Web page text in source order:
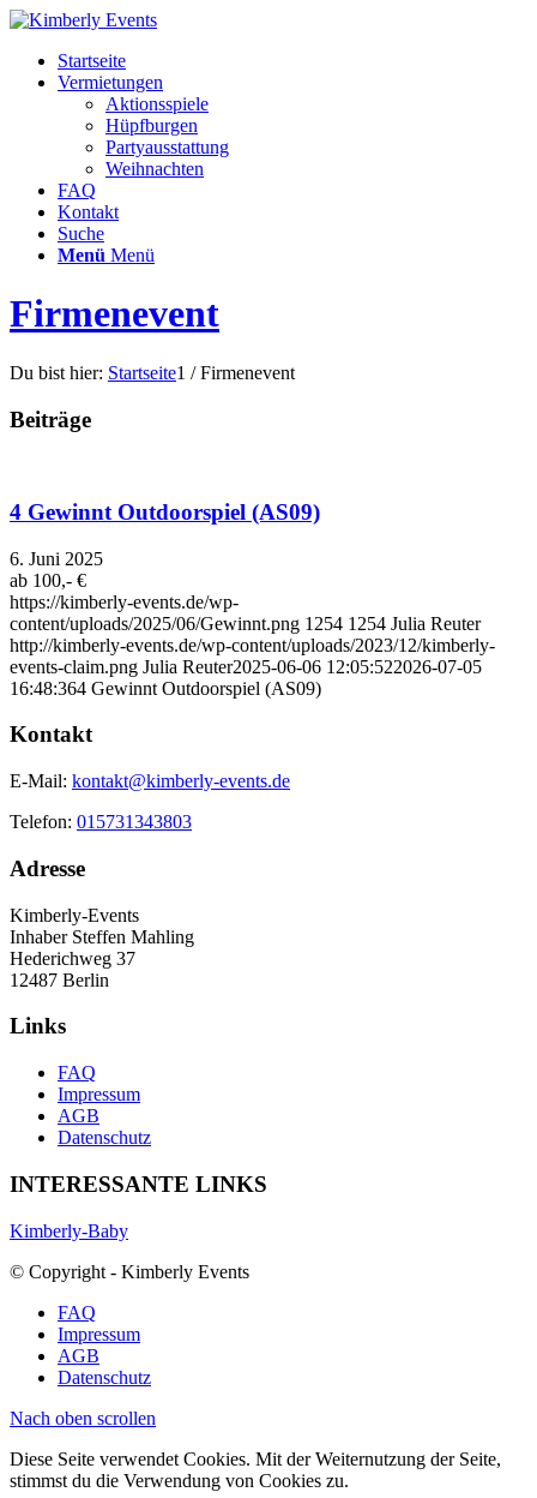
Startseite
Vermietungen
Aktionsspiele
Hüpfburgen
Partyausstattung
Weihnachten
FAQ
Kontakt
Suche
Menü Menü
Firmenevent
Du bist hier: Startseite1 / Firmenevent
Beiträge
4 Gewinnt Outdoorspiel (AS09)
6. Juni 2025
ab 100,- €
https://kimberly-events.de/wp-
content/uploads/2025/06/Gewinnt.png 1254 1254 Julia Reuter
http://kimberly-events.de/wp-content/uploads/2023/12/kimberly-
events-claim.png Julia Reuter2025-06-06 12:05:522026-07-05
16:48:364 Gewinnt Outdoorspiel (AS09)
Kontakt
E-Mail: kontakt@kimberly-events.de
Telefon: 015731343803
Adresse
Kimberly-Events
Inhaber Steffen Mahling
Hederichweg 37
12487 Berlin
Links
FAQ
Impressum
AGB
Datenschutz
INTERESSANTE LINKS
Kimberly-Baby
© Copyright - Kimberly Events
FAQ
Impressum
AGB
Datenschutz
Nach oben scrollen
Diese Seite verwendet Cookies. Mit der Weiternutzung der Seite,
stimmst du die Verwendung von Cookies zu.